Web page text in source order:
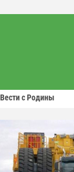
Вести с Родины